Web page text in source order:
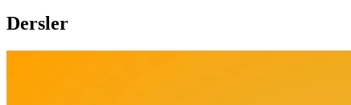
Dersler